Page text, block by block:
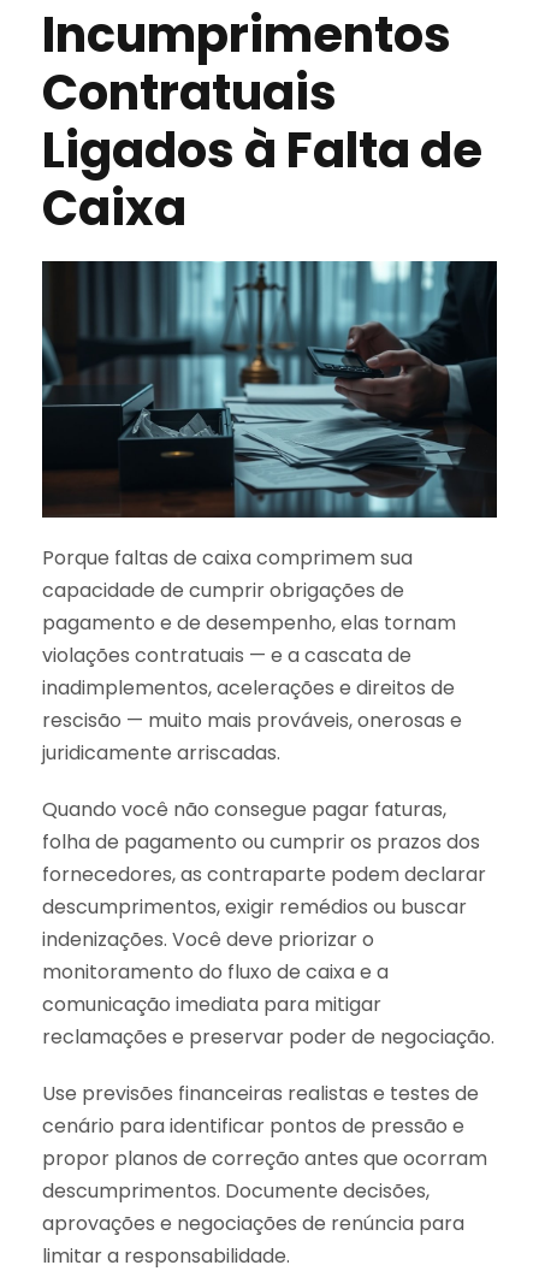
Incumprimentos
Contratuais
Ligados à Falta de
Caixa
Porque faltas de caixa comprimem sua
capacidade de cumprir obrigações de
pagamento e de desempenho, elas tornam
violações contratuais — e a cascata de
inadimplementos, acelerações e direitos de
rescisão — muito mais prováveis, onerosas e
juridicamente arriscadas.
Quando você não consegue pagar faturas,
folha de pagamento ou cumprir os prazos dos
fornecedores, as contraparte podem declarar
descumprimentos, exigir remédios ou buscar
indenizações. Você deve priorizar o
monitoramento do fluxo de caixa e a
comunicação imediata para mitigar
reclamações e preservar poder de negociação.
Use previsões financeiras realistas e testes de
cenário para identificar pontos de pressão e
propor planos de correção antes que ocorram
descumprimentos. Documente decisões,
aprovações e negociações de renúncia para
limitar a responsabilidade.